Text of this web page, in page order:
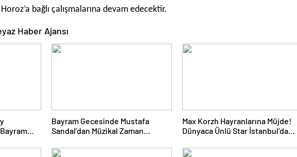
bağlı çalışmalarına devam edecektir.
Haber Ajansı
Bayram Gecesinde Mustafa
Sandal’dan Müzikal Zaman
Max Korzh Hayranlarına Müjde!
Dünyaca Ünlü Star İstanbul’da
Buluşuyor